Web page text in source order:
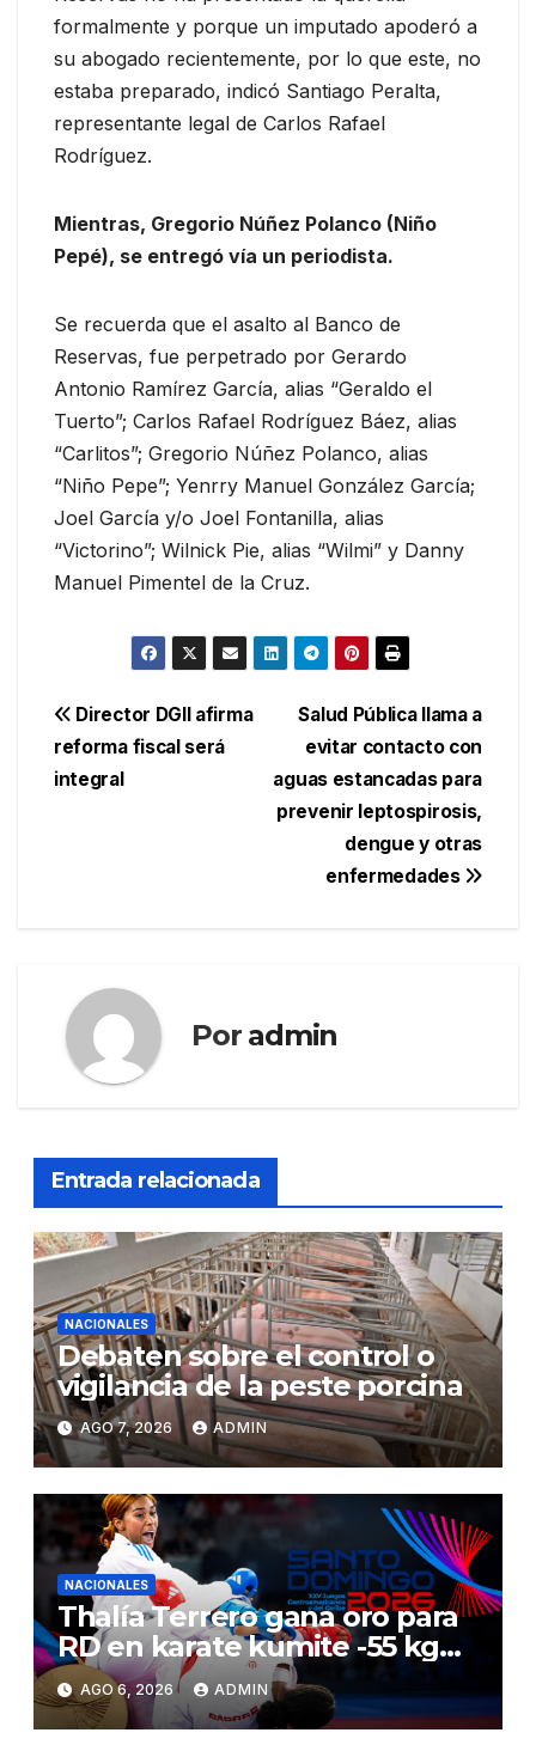
formalmente y porque un imputado apoderó a
su abogado recientemente, por lo que este, no
estaba preparado, indicó Santiago Peralta,
representante legal de Carlos Rafael
Rodríguez.
Mientras, Gregorio Núñez Polanco (Niño
Pepé), se entregó vía un periodista.
Se recuerda que el asalto al Banco de
Reservas, fue perpetrado por Gerardo
Antonio Ramírez García, alias “Geraldo el
Tuerto”; Carlos Rafael Rodríguez Báez, alias
“Carlitos”; Gregorio Núñez Polanco, alias
“Niño Pepe”; Yenrry Manuel González García;
Joel García y/o Joel Fontanilla, alias
“Victorino”; Wilnick Pie, alias “Wilmi” y Danny
Manuel Pimentel de la Cruz.
Navegación
de
Salud Pública llama a
evitar contacto con
aguas estancadas para
prevenir leptospirosis,
dengue y otras
enfermedades
Director DGII afirma
reforma fiscal será
integral
Por admin
Entrada relacionada
NACIONALES
Debaten sobre el control o
vigilancia de la peste porcina
AGO 7, 2026 ADMIN
NACIONALES
Thalía Terrero gana oro para
RD en karate kumite -55 kg
en Santo Domingo 2026
AGO 6, 2026 ADMIN